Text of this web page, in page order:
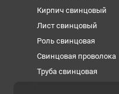
Кирпич свинцовый
Лист свинцовый
Роль свинцовая
Свинцовая проволока
Труба свинцовая